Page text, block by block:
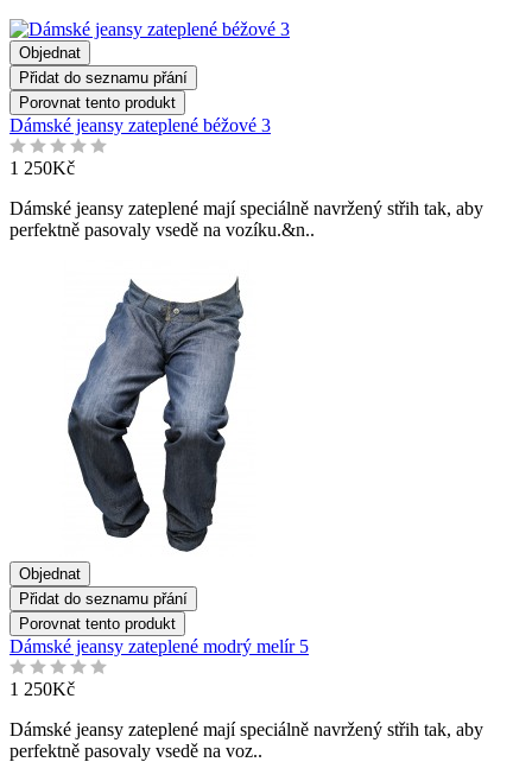
Objednat
Přidat do seznamu přání
Porovnat tento produkt
Dámské jeansy zateplené béžové 3
1 250Kč
Dámské jeansy zateplené mají speciálně navržený střih tak, aby
perfektně pasovaly vsedě na vozíku.&n..
Objednat
Přidat do seznamu přání
Porovnat tento produkt
Dámské jeansy zateplené modrý melír 5
1 250Kč
Dámské jeansy zateplené mají speciálně navržený střih tak, aby
perfektně pasovaly vsedě na voz..